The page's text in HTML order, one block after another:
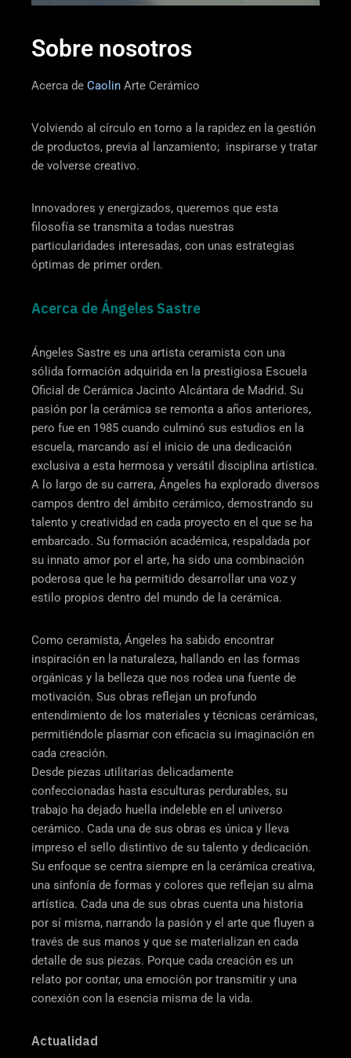
Sobre nosotros
Acerca de Caolin Arte Cerámico
Volviendo al círculo en torno a la rapidez en la gestión
de productos, previa al lanzamiento; inspirarse y tratar
de volverse creativo.
Innovadores y energizados, queremos que esta
filosofía se transmita a todas nuestras
particularidades interesadas, con unas estrategias
óptimas de primer orden.
Acerca de Ángeles Sastre
Ángeles Sastre es una artista ceramista con una
sólida formación adquirida en la prestigiosa Escuela
Oficial de Cerámica Jacinto Alcántara de Madrid. Su
pasión por la cerámica se remonta a años anteriores,
pero fue en 1985 cuando culminó sus estudios en la
escuela, marcando así el inicio de una dedicación
exclusiva a esta hermosa y versátil disciplina artística.
A lo largo de su carrera, Ángeles ha explorado diversos
campos dentro del ámbito cerámico, demostrando su
talento y creatividad en cada proyecto en el que se ha
embarcado. Su formación académica, respaldada por
su innato amor por el arte, ha sido una combinación
poderosa que le ha permitido desarrollar una voz y
estilo propios dentro del mundo de la cerámica.
Como ceramista, Ángeles ha sabido encontrar
inspiración en la naturaleza, hallando en las formas
orgánicas y la belleza que nos rodea una fuente de
motivación. Sus obras reflejan un profundo
entendimiento de los materiales y técnicas cerámicas,
permitiéndole plasmar con eficacia su imaginación en
cada creación.
Desde piezas utilitarias delicadamente
confeccionadas hasta esculturas perdurables, su
trabajo ha dejado huella indeleble en el universo
cerámico. Cada una de sus obras es única y lleva
impreso el sello distintivo de su talento y dedicación.
Su enfoque se centra siempre en la cerámica creativa,
una sinfonía de formas y colores que reflejan su alma
artística. Cada una de sus obras cuenta una historia
por sí misma, narrando la pasión y el arte que fluyen a
través de sus manos y que se materializan en cada
detalle de sus piezas. Porque cada creación es un
relato por contar, una emoción por transmitir y una
conexión con la esencia misma de la vida.
Actualidad